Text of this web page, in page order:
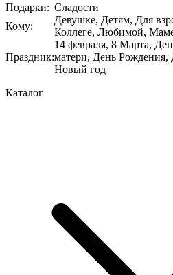
Подарки: Сладости
Кому:
Девушке, Детям, Для
Коллеге, Любимой,
Праздник:
14 февраля, 8 Марта,
матери, День
Новый год
Каталог